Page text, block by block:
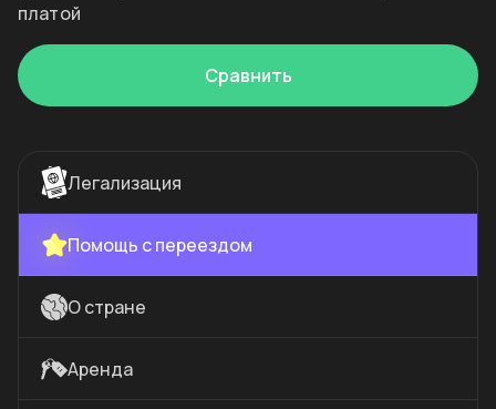
платой
Сравнить
Легализация
Помощь с переездом
О стране
Аренда